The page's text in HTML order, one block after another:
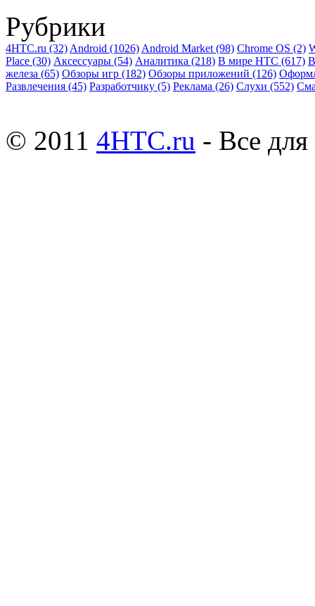
Рубрики
4HTC.ru (32) Android (1026) Android Market (98) Chrome OS (2)
Place (30) Аксессуары (54) Аналитика (218) В мире HTC (617)
железа (65) Обзоры игр (182) Обзоры приложений (126)
Развлечения (45) Разработчику (5) Реклама (26) Слухи (552)
© 2011 4HTC.ru - Все